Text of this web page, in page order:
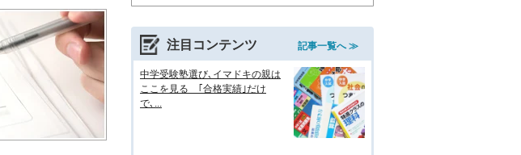
注目コンテンツ 記事一覧へ ≫
中学受験塾選び､イマドキの親は
ここを見る ｢合格実績｣だけ
で､...